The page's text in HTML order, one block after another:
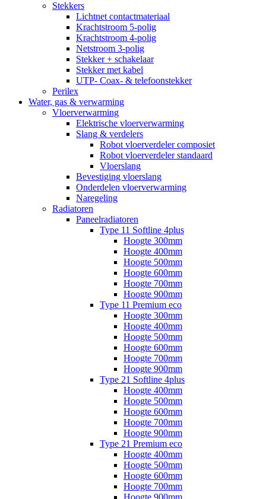
Stekkers
Lichtnet contactmateriaal
Krachtstroom 5-polig
Krachtstroom 4-polig
Netstroom 3-polig
Stekker + schakelaar
Stekker met kabel
UTP- Coax- & telefoonstekker
Perilex
Water, gas & verwarming
Vloerverwarming
Elektrische vloerverwarming
Slang & verdelers
Robot vloerverdeler composiet
Robot vloerverdeler standaard
Vloerslang
Bevestiging vloerslang
Onderdelen vloerverwarming
Naregeling
Radiatoren
Paneelradiatoren
Type 11 Softline 4plus
Hoogte 300mm
Hoogte 400mm
Hoogte 500mm
Hoogte 600mm
Hoogte 700mm
Hoogte 900mm
Type 11 Premium eco
Hoogte 300mm
Hoogte 400mm
Hoogte 500mm
Hoogte 600mm
Hoogte 700mm
Hoogte 900mm
Type 21 Softline 4plus
Hoogte 400mm
Hoogte 500mm
Hoogte 600mm
Hoogte 700mm
Hoogte 900mm
Type 21 Premium eco
Hoogte 400mm
Hoogte 500mm
Hoogte 600mm
Hoogte 700mm
Hoogte 900mm